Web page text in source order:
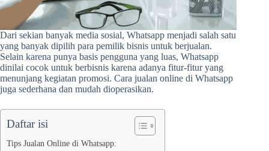
Dari sekian banyak media sosial, Whatsapp menjadi salah satu
yang banyak dipilih para pemilik bisnis untuk berjualan.
Selain karena punya basis pengguna yang luas, Whatsapp
dinilai cocok untuk berbisnis karena adanya fitur-fitur yang
menunjang kegiatan promosi. Cara jualan online di Whatsapp
juga sederhana dan mudah dioperasikan.
Daftar isi
Tips Jualan Online di Whatsapp: